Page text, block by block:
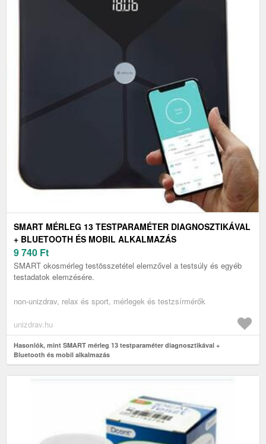
SMART MÉRLEG 13 TESTPARAMÉTER DIAGNOSZTIKÁVAL
+ BLUETOOTH ÉS MOBIL ALKALMAZÁS
9 740 Ft
SMART okosmérleg testösszetétel elemzővel a testsúly és egyéb
testadatok elemzésére.
non-unizdrav, relax és sport, mérlegek és testzsírmérők
unizdrav.hu
Hasonlók, mint SMART mérleg 13 testparaméter diagnosztikával +
Bluetooth és mobil alkalmazás